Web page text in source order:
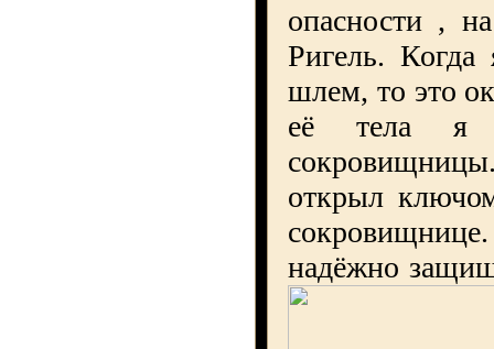
опасности ,
Ригель.
шлем, то это
её тела я
открыл
надёжно